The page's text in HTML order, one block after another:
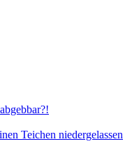
Teichen niedergelassen